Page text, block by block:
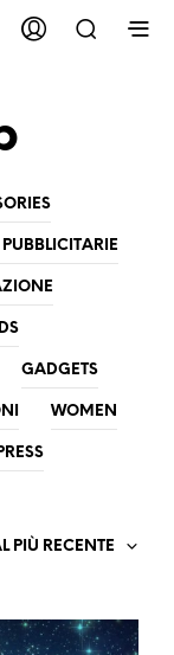
GADGETS
WOMEN
PIÙ RECENTE